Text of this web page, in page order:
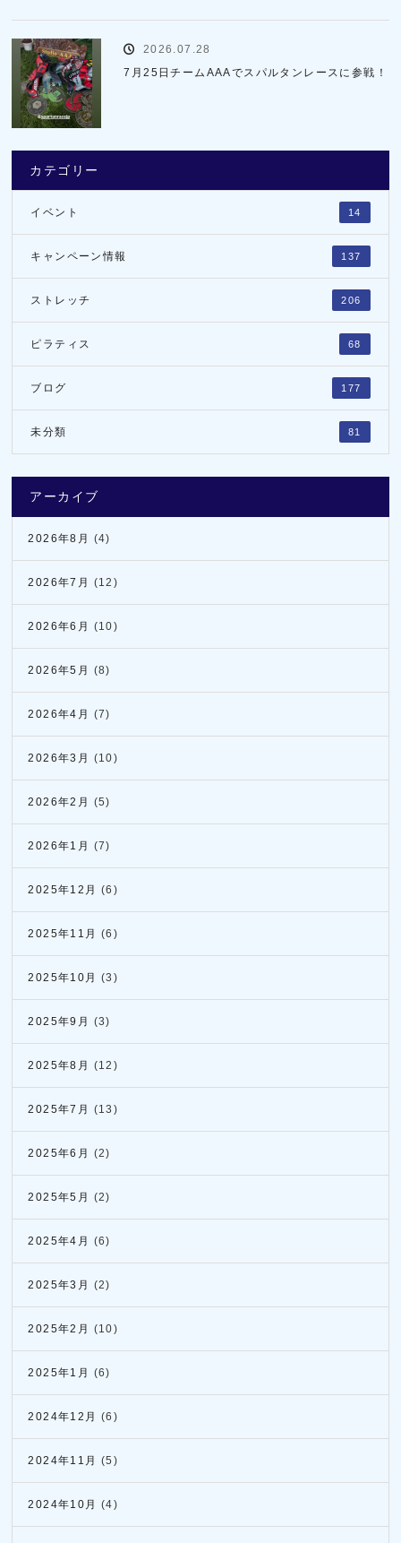
2026.07.28
7月25日チームAAAでスパルタンレースに参戦！
カテゴリー
イベント 14
キャンペーン情報 137
ストレッチ 206
ピラティス 68
ブログ 177
未分類 81
アーカイブ
2026年8月 (4)
2026年7月 (12)
2026年6月 (10)
2026年5月 (8)
2026年4月 (7)
2026年3月 (10)
2026年2月 (5)
2026年1月 (7)
2025年12月 (6)
2025年11月 (6)
2025年10月 (3)
2025年9月 (3)
2025年8月 (12)
2025年7月 (13)
2025年6月 (2)
2025年5月 (2)
2025年4月 (6)
2025年3月 (2)
2025年2月 (10)
2025年1月 (6)
2024年12月 (6)
2024年11月 (5)
2024年10月 (4)